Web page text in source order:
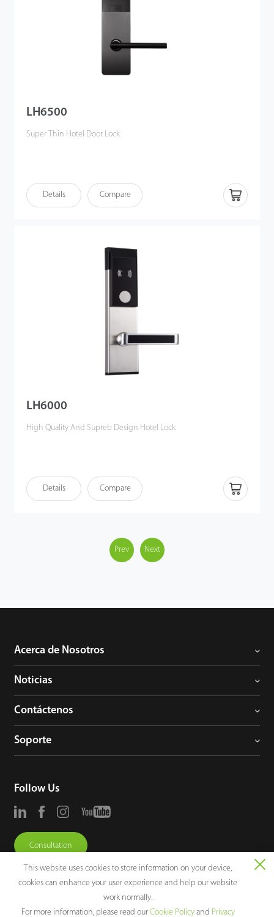
LH6500
Super Thin Hotel Door Lock
Details Compare
LH6000
High Quality And Supreb Design Hotel Lock
Details Compare
Prev Next
Acerca de Nosotros
Noticias
Contáctenos
Soporte
Follow Us
Consultation
This website uses cookies to store information on your device,
cookies can enhance your user experience and help our website
work normally.
For more information, please read our Cookie Policyand Privacy